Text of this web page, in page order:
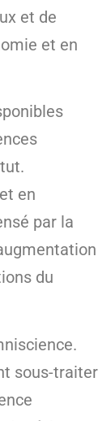
et de
et en
en
par la
du
sous-traiter